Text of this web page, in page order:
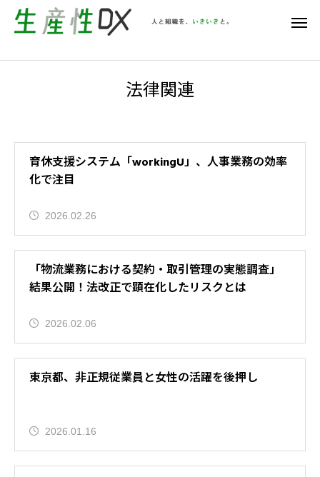
法律関連
育休支援システム「workingU」、人事業務の効率
化で注目
2026.02.26
「物流業務における契約・取引管理の実態調査」
結果公開！法改正で顕在化したリスクとは
2026.02.06
東京都、非正規従業員と女性の活躍を後押し
2026.01.16